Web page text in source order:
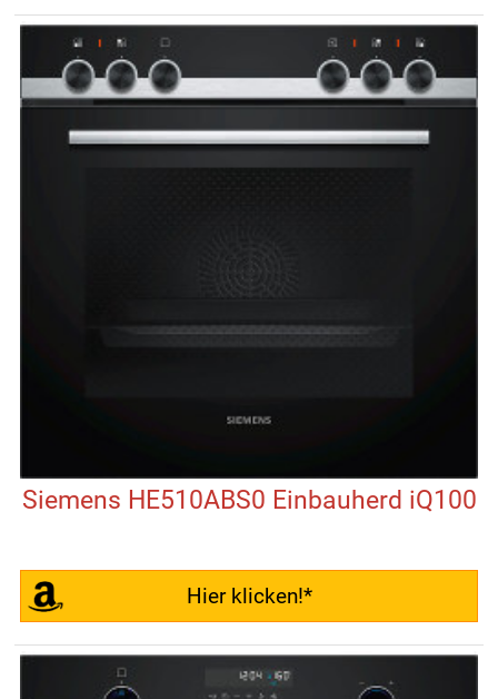
Siemens HE510ABS0 Einbauherd iQ100
Hier klicken!*